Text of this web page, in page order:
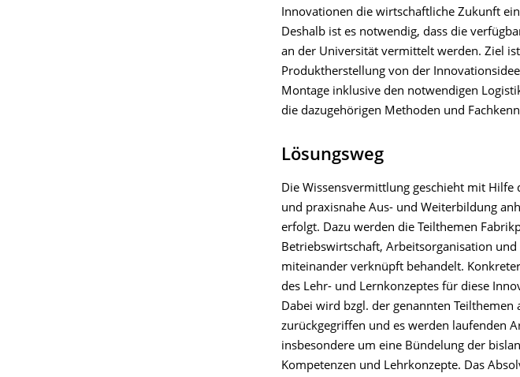
Innovationen die wirtschaftliche Zukunft
Deshalb ist es notwendig, dass die
an der Universität vermittelt werden. Ziel
Produktherstellung von der
Montage inklusive den notwendigen
die dazugehörigen Methoden und
Lösungsweg
Die Wissensvermittlung geschieht mit
und praxisnahe Aus- und Weiterbildung
erfolgt. Dazu werden die Teilthemen
Betriebswirtschaft, Arbeitsorganisation
miteinander verknüpft behandelt.
des Lehr- und Lernkonzeptes für diese
Dabei wird bzgl. der genannten
zurückgegriffen und es werden laufenden
insbesondere um eine Bündelung der
Kompetenzen und Lehrkonzepte. Das